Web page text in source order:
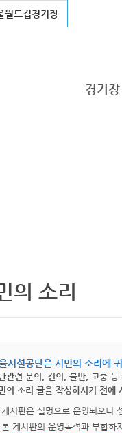
월드컵경기장
경기
의 소리
시설공단은 시민의 소리에
관련 문의, 건의, 불만, 고충 등
의 소리 글을 작성하시기 전에
게시판은 실명으로 운영되오니
본 게시판의 운영목적과 부합하